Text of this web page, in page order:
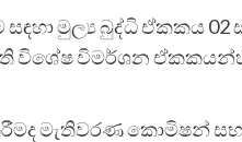
මුල්‍ය බුද්ධි ඒකකය 02
විශේෂ විමර්ශන
මැතිවරණ කොමිෂන්